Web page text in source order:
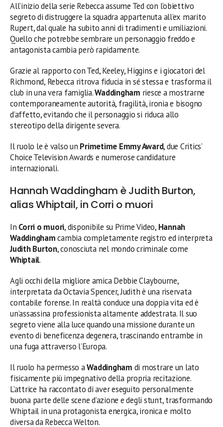
All’inizio della serie Rebecca assume Ted con l’obiettivo
segreto di distruggere la squadra appartenuta all’ex marito
Rupert, dal quale ha subito anni di tradimenti e umiliazioni.
Quello che potrebbe sembrare un personaggio freddo e
antagonista cambia però rapidamente.
Grazie al rapporto con Ted, Keeley, Higgins e i giocatori del
Richmond, Rebecca ritrova fiducia in sé stessa e trasforma il
club in una vera famiglia.Waddingham riesce a mostrarne
contemporaneamente autorità, fragilità, ironia e bisogno
d’affetto, evitando che il personaggio si riduca allo
stereotipo della dirigente severa.
Il ruolo le è valso un Primetime Emmy Award, due Critics’
Choice Television Awards e numerose candidature
internazionali.
Hannah Waddingham è Judith Burton,
alias Whiptail, in Corri o muori
In Corri o muori, disponibile su Prime Video, Hannah
Waddinghamcambia completamente registro ed interpreta
Judith Burton, conosciuta nel mondo criminale come
Whiptail.
Agli occhi della migliore amica Debbie Claybourne,
interpretata da Octavia Spencer, Judith è una riservata
contabile forense. In realtà conduce una doppia vita ed è
un’assassina professionista altamente addestrata. Il suo
segreto viene alla luce quando una missione durante un
evento di beneficenza degenera, trascinando entrambe in
una fuga attraverso l’Europa.
Il ruolo ha permesso aWaddingham di mostrare un lato
fisicamente più impegnativo della propria recitazione.
L’attrice ha raccontato di aver eseguito personalmente
buona parte delle scene d’azione e degli stunt, trasformando
Whiptail in una protagonista energica, ironica e molto
diversa da Rebecca Welton.